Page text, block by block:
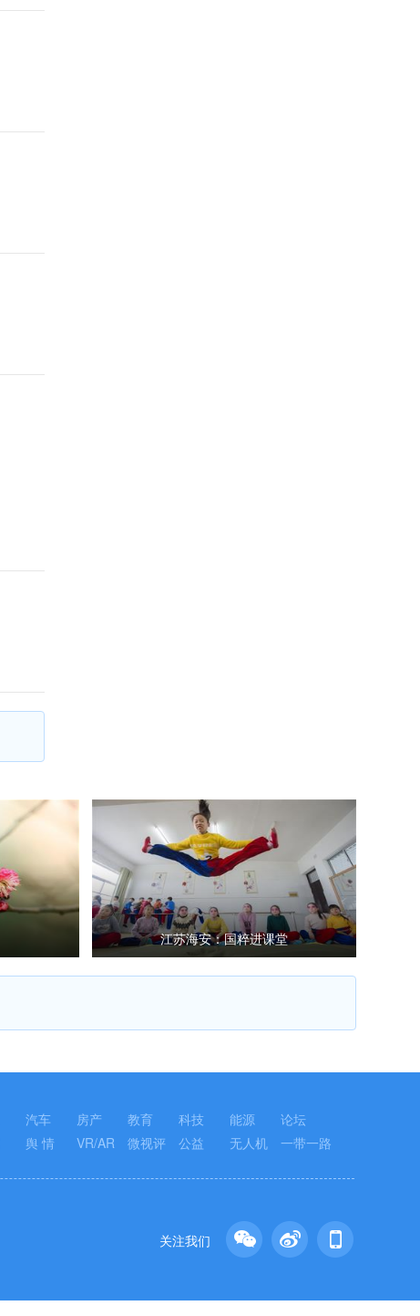
江苏海安：国粹进课堂
汽车 房产 教育 科技 能源
论坛
舆 情 VR/AR 微视评 公益 无人机 一带一路
关注我们